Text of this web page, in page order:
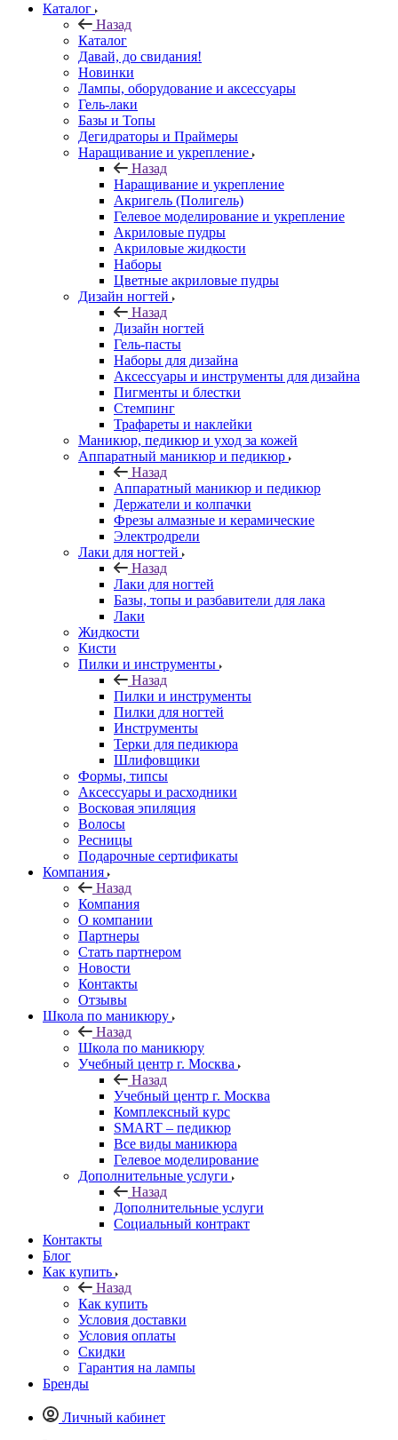
Каталог
Назад
Каталог
Давай, до свидания!
Новинки
Лампы, оборудование и аксессуары
Гель-лаки
Базы и Топы
Дегидраторы и Праймеры
Наращивание и укрепление
Назад
Наращивание и укрепление
Акригель (Полигель)
Гелевое моделирование и укрепление
Акриловые пудры
Акриловые жидкости
Наборы
Цветные акриловые пудры
Дизайн ногтей
Назад
Дизайн ногтей
Гель-пасты
Наборы для дизайна
Аксессуары и инструменты для дизайна
Пигменты и блестки
Стемпинг
Трафареты и наклейки
Маникюр, педикюр и уход за кожей
Аппаратный маникюр и педикюр
Назад
Аппаратный маникюр и педикюр
Держатели и колпачки
Фрезы алмазные и керамические
Электродрели
Лаки для ногтей
Назад
Лаки для ногтей
Базы, топы и разбавители для лака
Лаки
Жидкости
Кисти
Пилки и инструменты
Назад
Пилки и инструменты
Пилки для ногтей
Инструменты
Терки для педикюра
Шлифовщики
Формы, типсы
Аксессуары и расходники
Восковая эпиляция
Волосы
Ресницы
Подарочные сертификаты
Компания
Назад
Компания
О компании
Партнеры
Стать партнером
Новости
Контакты
Отзывы
Школа по маникюру
Назад
Школа по маникюру
Учебный центр г. Москва
Назад
Учебный центр г. Москва
Комплексный курс
SMART – педикюр
Все виды маникюра
Гелевое моделирование
Дополнительные услуги
Назад
Дополнительные услуги
Социальный контракт
Контакты
Блог
Как купить
Назад
Как купить
Условия доставки
Условия оплаты
Скидки
Гарантия на лампы
Бренды
Личный кабинет